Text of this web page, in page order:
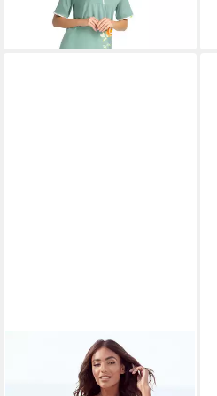
2er-Pack) bequem zu Tragen